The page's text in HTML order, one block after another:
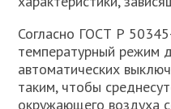
Согласно ГОСТ Р
температурный режим
автоматических
таким, чтобы
окружающего воздуха